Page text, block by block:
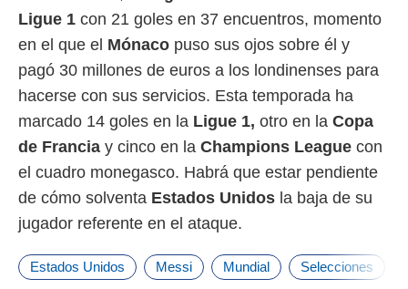
Ligue 1 con 21 goles en 37 encuentros, momento
en el que el Mónaco puso sus ojos sobre él y
pagó 30 millones de euros a los londinenses para
hacerse con sus servicios. Esta temporada ha
marcado 14 goles en la Ligue 1, otro en la Copa
de Francia y cinco en la Champions League con
el cuadro monegasco. Habrá que estar pendiente
de cómo solventa Estados Unidos la baja de su
jugador referente en el ataque.
Estados Unidos Messi Mundial Selecciones